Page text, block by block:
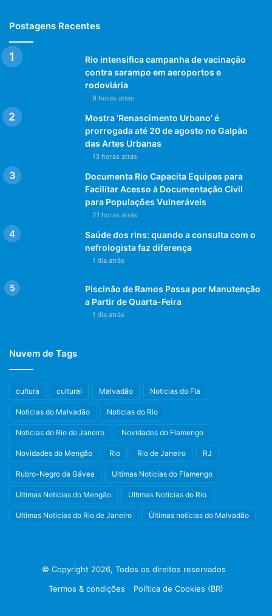
Postagens Recentes
Rio intensifica campanha de vacinação
contra sarampo em aeroportos e
rodoviária
9 horas atrás
Mostra ‘Renascimento Urbano’ é
prorrogada até 20 de agosto no Galpão
das Artes Urbanas
13 horas atrás
Documenta Rio Capacita Equipes para
Facilitar Acesso à Documentação Civil
para Populações Vulneráveis
21 horas atrás
Saúde dos rins: quando a consulta com o
nefrologista faz diferença
1 dia atrás
Piscinão de Ramos Passa por Manutenção
a Partir de Quarta-Feira
1 dia atrás
Nuvem de Tags
cultura cultural Malvadão Noticias do Fla
Noticias do Malvadão Noticias do Rio
Noticias do Rio de Janeiro Novidades do Flamengo
Novidades do Mengão Rio Rio de Janeiro RJ
Rubro-Negro da Gávea Ultimas Noticias do Flamengo
Ultimas Noticias do Mengão Ultimas Noticias do Rio
Ultimas Noticias do Rio de Janeiro Últimas notícias do Malvadão
© Copyright 2026, Todos os direitos reservados
Termos & condições
Política de Cookies (BR)